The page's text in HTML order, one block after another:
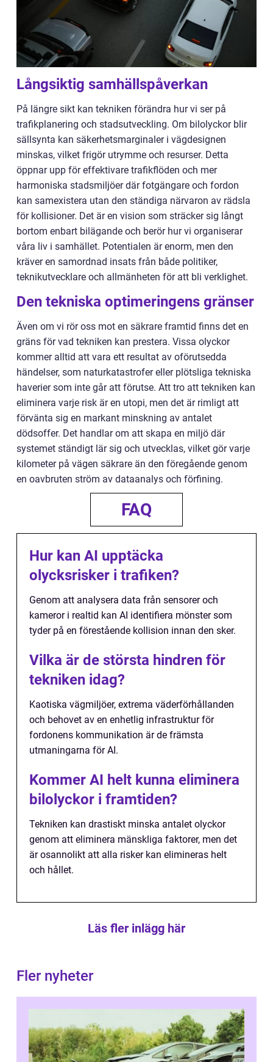
Långsiktig samhällspåverkan
På längre sikt kan tekniken förändra hur vi ser på
trafikplanering och stadsutveckling. Om bilolyckor blir
sällsynta kan säkerhetsmarginaler i vägdesignen
minskas, vilket frigör utrymme och resurser. Detta
öppnar upp för effektivare trafikflöden och mer
harmoniska stadsmiljöer där fotgängare och fordon
kan samexistera utan den ständiga närvaron av rädsla
för kollisioner. Det är en vision som sträcker sig långt
bortom enbart bilägande och berör hur vi organiserar
våra liv i samhället. Potentialen är enorm, men den
kräver en samordnad insats från både politiker,
teknikutvecklare och allmänheten för att bli verklighet.
Den tekniska optimeringens gränser
Även om vi rör oss mot en säkrare framtid finns det en
gräns för vad tekniken kan prestera. Vissa olyckor
kommer alltid att vara ett resultat av oförutsedda
händelser, som naturkatastrofer eller plötsliga tekniska
haverier som inte går att förutse. Att tro att tekniken kan
eliminera varje risk är en utopi, men det är rimligt att
förvänta sig en markant minskning av antalet
dödsoffer. Det handlar om att skapa en miljö där
systemet ständigt lär sig och utvecklas, vilket gör varje
kilometer på vägen säkrare än den föregående genom
en oavbruten ström av dataanalys och förfining.
FAQ
Hur kan AI upptäcka
olycksrisker i trafiken?
Genom att analysera data från sensorer och
kameror i realtid kan AI identifiera mönster som
tyder på en förestående kollision innan den sker.
Vilka är de största hindren för
tekniken idag?
Kaotiska vägmiljöer, extrema väderförhållanden
och behovet av en enhetlig infrastruktur för
fordonens kommunikation är de främsta
utmaningarna för AI.
Kommer AI helt kunna eliminera
bilolyckor i framtiden?
Tekniken kan drastiskt minska antalet olyckor
genom att eliminera mänskliga faktorer, men det
är osannolikt att alla risker kan elimineras helt
och hållet.
Läs fler inlägg här
Fler nyheter